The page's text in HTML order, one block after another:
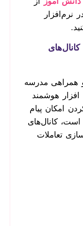
نرم‌افزار
همراهی مدرسه
افزار هوشمند
امکان پیام
کانال‌های
تعاملات